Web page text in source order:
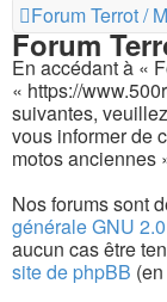
Forum Terrot /
Forum
En accédant à «
« https://
suivantes,
vous informer de
motos anciennes
Nos forums sont
générale GNU 2.0
aucun cas être
site de phpBB